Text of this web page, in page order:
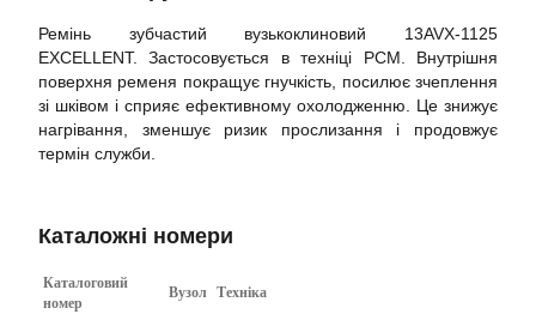
Ремінь зубчастий вузькоклиновий 13AVX-1125
EXCELLENT. Застосовується в техніці РСМ. Внутрішня
поверхня ременя покращує гнучкість, посилює зчеплення
зі шківом і сприяє ефективному охолодженню. Це знижує
нагрівання, зменшує ризик прослизання і продовжує
термін служби.
Каталожні номери
Каталоговий
номер
Вузол Техніка